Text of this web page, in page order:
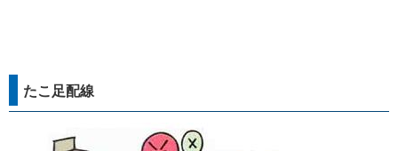
たこ足配線